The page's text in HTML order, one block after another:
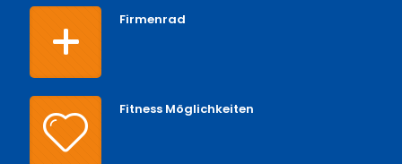
Firmenrad
Fitness Möglichkeiten